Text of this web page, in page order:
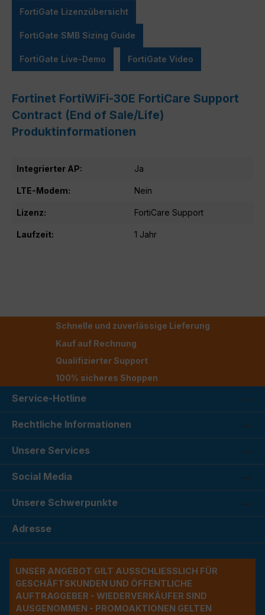
FortiGate Lizenzübersicht
FortiGate SMB Sizing Guide
FortiGate Live-Demo FortiGate Video
Fortinet FortiWiFi-30E FortiCare Support
Contract (End of Sale/Life)
Produktinformationen
Integrierter AP: Ja
LTE-Modem: Nein
Lizenz: FortiCare Support
Laufzeit: 1 Jahr
Schnelle und zuverlässige Lieferung
Kauf auf Rechnung
Qualifizierter Support
100% sicheres Shoppen
Service-Hotline
Rechtliche Informationen
Unsere Services
Social Media
Unsere Schwerpunkte
Adresse
UNSER ANGEBOT GILT AUSSCHLIESSLICH FÜR G
ESCHÄFTSKUNDEN UND ÖFFENTLICHE A
UFTRAGGEBER - WIEDERVERKÄUFER SIND A
USGENOMMEN - PROMOAKTIONEN GELTEN A